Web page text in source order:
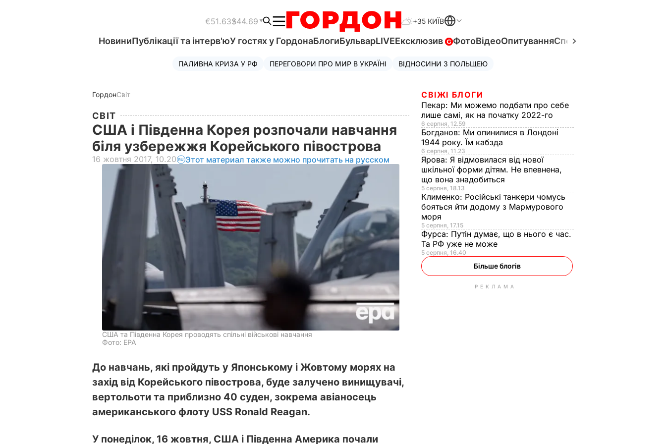
€51.63$44.69 +35 КИЇВ
НовиниПублікації та інтерв'юУ гостях у ГордонаБлогиБульварLIVEЕксклюзив ФотоВідеоОпитуванняСпецпроєкти
ПАЛИВНА КРИЗА У РФ ПЕРЕГОВОРИ ПРО МИР В УКРАЇНІ ВІДНОСИНИ З ПОЛЬЩЕЮ
ГордонСвіт
СВІТ
США і Південна Корея розпочали навчання
біля узбережжя Корейського півострова
16 жовтня 2017, 10.20 Этот материал также можно прочитать на русском
США та Південна Корея проводять спільні військові навчання
Фото: ЕРА
До навчань, які пройдуть у Японському і Жовтому морях на
захід від Корейського півострова, буде залучено винищувачі,
вертольоти та приблизно 40 суден, зокрема авіаносець
американського флоту USS Ronald Reagan.
У понеділок, 16 жовтня, США і Південна Америка почали
СВІЖІ БЛОГИ
Пекар: Ми можемо подбати про себе
лише самі, як на початку 2022-го
6 серпня, 12.59
Богданов: Ми опинилися в Лондоні
1944 року. Їм кабзда
6 серпня, 11.23
Ярова: Я відмовилася від нової
шкільної форми дітям. Не впевнена,
що вона знадобиться
5 серпня, 18.13
Клименко: Російські танкери чомусь
бояться йти додому з Мармурового
моря
5 серпня, 17.15
Фурса: Путін думає, що в нього є час.
Та РФ уже не може
5 серпня, 16.40
Більше блогів
РЕКЛАМА